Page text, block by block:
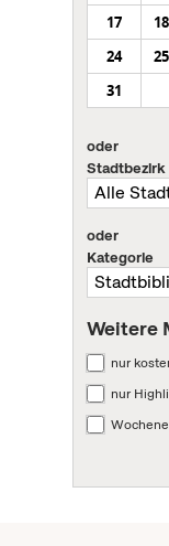
17
18
24
25
31
oder
Stadtbezirk
oder
Kategorie
Weitere
nur
nur